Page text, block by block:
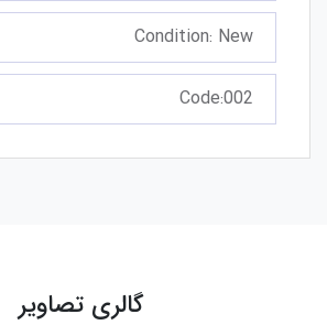
Condition: New
Code:002
گالری تصاویر